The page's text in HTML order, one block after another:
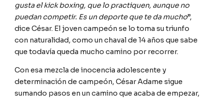
gusta el kick boxing, que lo practiquen, aunque no
puedan competir. Es un deporte que te da mucho”,
dice César. El joven campeón se lo toma su triunfo
con naturalidad, como un chaval de 14 años que sabe
que todavía queda mucho camino por recorrer.
Con esa mezcla de inocencia adolescente y
determinación de campeón, César Adame sigue
sumando pasos en un camino que acaba de empezar,